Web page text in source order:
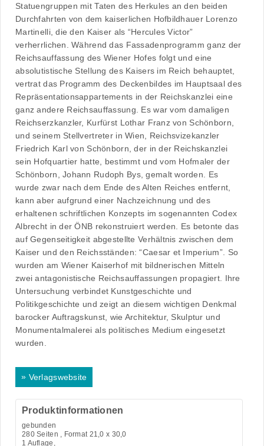
Statuengruppen mit Taten des Herkules an den beiden
Durchfahrten von dem kaiserlichen Hofbildhauer Lorenzo
Martinelli, die den Kaiser als “Hercules Victor”
verherrlichen. Während das Fassadenprogramm ganz der
Reichsauffassung des Wiener Hofes folgt und eine
absolutistische Stellung des Kaisers im Reich behauptet,
vertrat das Programm des Deckenbildes im Hauptsaal des
Repräsentationsappartements in der Reichskanzlei eine
ganz andere Reichsauffassung. Es war vom damaligen
Reichserzkanzler, Kurfürst Lothar Franz von Schönborn,
und seinem Stellvertreter in Wien, Reichsvizekanzler
Friedrich Karl von Schönborn, der in der Reichskanzlei
sein Hofquartier hatte, bestimmt und vom Hofmaler der
Schönborn, Johann Rudoph Bys, gemalt worden. Es
wurde zwar nach dem Ende des Alten Reiches entfernt,
kann aber aufgrund einer Nachzeichnung und des
erhaltenen schriftlichen Konzepts im sogenannten Codex
Albrecht in der ÖNB rekonstruiert werden. Es betonte das
auf Gegenseitigkeit abgestellte Verhältnis zwischen dem
Kaiser und den Reichsständen: “Caesar et Imperium”. So
wurden am Wiener Kaiserhof mit bildnerischen Mitteln
zwei antagonistische Reichsauffassungen propagiert. Ihre
Untersuchung verbindet Kunstgeschichte und
Politikgeschichte und zeigt an diesem wichtigen Denkmal
barocker Auftragskunst, wie Architektur, Skulptur und
Monumentalmalerei als politisches Medium eingesetzt
wurden.
» Verlagswebsite
Produktinformationen
gebunden
280Seiten , Format 21,0 x 30,0
1 Auflage,